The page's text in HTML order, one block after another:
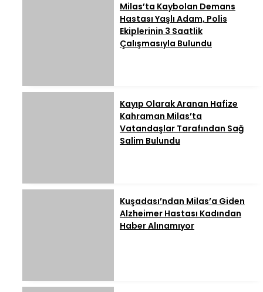
Milas’ta Kaybolan Demans
Hastası Yaşlı Adam, Polis
Ekiplerinin 3 Saatlik
Çalışmasıyla Bulundu
Kayıp Olarak Aranan Hafize
Kahraman Milas’ta
Vatandaşlar Tarafından Sağ
Salim Bulundu
Kuşadası’ndan Milas’a Giden
Alzheimer Hastası Kadından
Haber Alınamıyor